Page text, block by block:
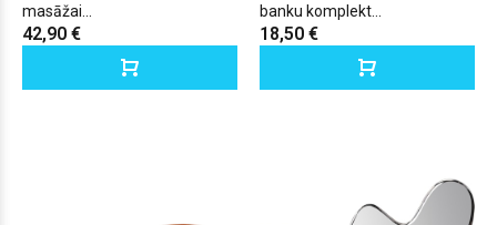
masāžai...
42,90 €
banku komplekt...
18,50 €